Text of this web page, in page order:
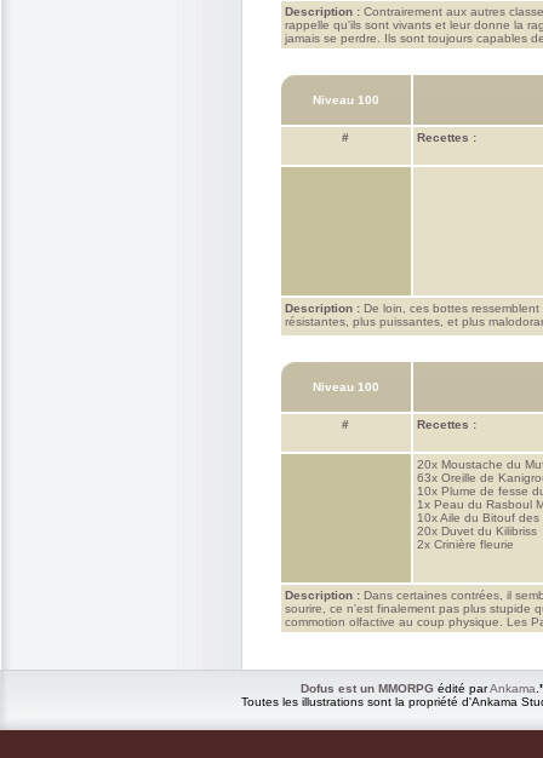
Description : Contrairement aux autres
rappelle qu'ils sont vivants et leur donne la
jamais se perdre. Ils sont toujours capables
Niveau 100
# Recettes :
Description : De loin, ces bottes
résistantes, plus puissantes, et plus
Niveau 100
# Recettes :
20x Moustache du
63x Oreille de
10x Plume de fesse
1x Peau du Rasboul
10xAile du Bitouf des
20x Duvet du Kilibriss
2x Crinière fleurie
Description : Dans certaines contrées, il
sourire, ce n'est finalement pas plus stupide
commotion olfactive au coup physique. Les
Dofus est un MMORPG édité parAnkama .
Toutes les illustrations sont la propriété d'Ankama